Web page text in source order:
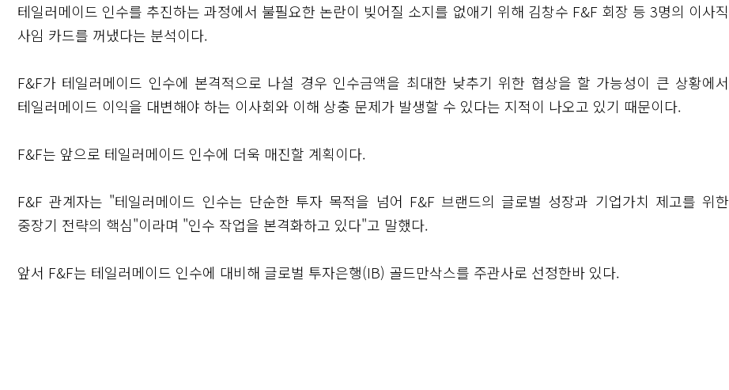
테일러메이드 인수를 추진하는 과정에서 불필요한 논란이 빚어질 소지를 없애기 위해 김창수 F&F 회장 등 3명의 이사직
사임 카드를 꺼냈다는 분석이다.
F&F가 테일러메이드 인수에 본격적으로 나설 경우 인수금액을 최대한 낮추기 위한 협상을 할 가능성이 큰 상황에서
테일러메이드 이익을 대변해야 하는 이사회와 이해 상충 문제가 발생할 수 있다는 지적이 나오고 있기 때문이다.
F&F는 앞으로 테일러메이드 인수에 더욱 매진할 계획이다.
F&F 관계자는 "테일러메이드 인수는 단순한 투자 목적을 넘어 F&F 브랜드의 글로벌 성장과 기업가치 제고를 위한
중장기 전략의 핵심"이라며 "인수 작업을 본격화하고 있다"고 말했다.
앞서 F&F는 테일러메이드 인수에 대비해 글로벌 투자은행(IB) 골드만삭스를 주관사로 선정한바 있다.